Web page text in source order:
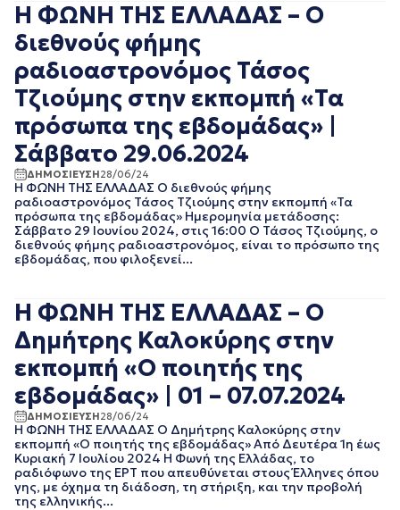
ΣΕΠΤΕΜΒΡΙΟΣ 2018
ΙΟΥΛΙΟΣ 2018
ΙΟΥΝΙΟΣ 2018
ΜΑΙΟΣ 2018
ΑΠΡΙΛΙΟΣ 2018
ΜΑΡΤΙΟΣ 2018
ΦΕΒΡΟΥΑΡΙΟΣ 2018
ΙΑΝΟΥΑΡΙΟΣ 2018
ΔΕΚΕΜΒΡΙΟΣ 2017
ΝΟΕΜΒΡΙΟΣ 2017
ΟΚΤΩΒΡΙΟΣ 2017
ΣΕΠΤΕΜΒΡΙΟΣ 2017
ΑΥΓΟΥΣΤΟΣ 2017
ΜΑΙΟΣ 2017
ΑΠΡΙΛΙΟΣ 2017
ΜΑΡΤΙΟΣ 2017
ΦΕΒΡΟΥΑΡΙΟΣ 2017
ΙΑΝΟΥΑΡΙΟΣ 2017
ΔΕΚΕΜΒΡΙΟΣ 2016
ΝΟΕΜΒΡΙΟΣ 2016
ΟΚΤΩΒΡΙΟΣ 2016
ΣΕΠΤΕΜΒΡΙΟΣ 2016
ΑΥΓΟΥΣΤΟΣ 2016
Η ΦΩΝΗ ΤΗΣ ΕΛΛΑΔΑΣ – Ο
διεθνούς φήμης
ραδιοαστρονόμος Τάσος
Τζιούμης στην εκπομπή «Τα
πρόσωπα της εβδομάδας» |
Σάββατο 29.06.2024
ΔΗΜΟΣΙΕΥΣΗ28/06/24
Η ΦΩΝΗ ΤΗΣ ΕΛΛΑΔΑΣ Ο διεθνούς φήμης
ραδιοαστρονόμος Τάσος Τζιούμης στην εκπομπή «Τα
πρόσωπα της εβδομάδας» Ημερομηνία μετάδοσης:
Σάββατο 29 Ιουνίου 2024, στις 16:00 Ο Τάσος Τζιούμης, ο
διεθνούς φήμης ραδιοαστρονόμος, είναι το πρόσωπο της
εβδομάδας, που φιλοξενεί...
Η ΦΩΝΗ ΤΗΣ ΕΛΛΑΔΑΣ – Ο
Δημήτρης Καλοκύρης στην
εκπομπή «Ο ποιητής της
εβδομάδας» | 01 – 07.07.2024
ΔΗΜΟΣΙΕΥΣΗ28/06/24
Η ΦΩΝΗ ΤΗΣ ΕΛΛΑΔΑΣ Ο Δημήτρης Καλοκύρης στην
εκπομπή «Ο ποιητής της εβδομάδας» Από Δευτέρα 1η έως
Κυριακή 7 Ιουλίου 2024 Η Φωνή της Ελλάδας, το
ραδιόφωνο της ΕΡΤ που απευθύνεται στους Έλληνες όπου
γης, με όχημα τη διάδοση, τη στήριξη, και την προβολή
της ελληνικής...